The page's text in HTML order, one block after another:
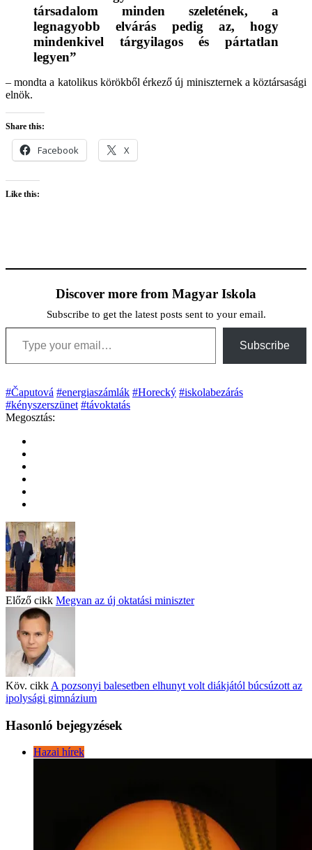
társadalom minden szeletének, a
legnagyobb elvárás pedig az, hogy
mindenkivel tárgyilagos és pártatlan
legyen”
– mondta a katolikus körökből érkező új miniszternek a köztársasági
elnök.
Share this:
Facebook X
Like this:
Discover more from Magyar Iskola
Subscribe to get the latest posts sent to your email.
Type your email…
Subscribe
#Čaputová #energiaszámlák #Horecký #iskolabezárás
#kényszerszünet #távoktatás
Megosztás:
Előző cikk Megvan az új oktatási miniszter
Köv. cikk A pozsonyi balesetben elhunyt volt diákjától búcsúzott az
ipolysági gimnázium
Hasonló bejegyzések
Hazai hírek